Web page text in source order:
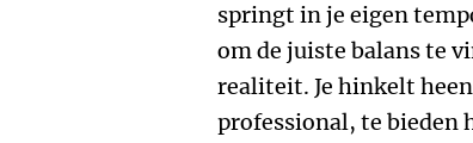
springt in je eigen
om de juiste balans te
realiteit. Je hinkelt
professional, te bieden